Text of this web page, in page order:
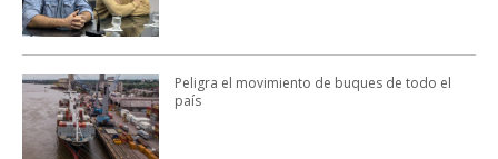
Peligra el movimiento de buques de todo el
país